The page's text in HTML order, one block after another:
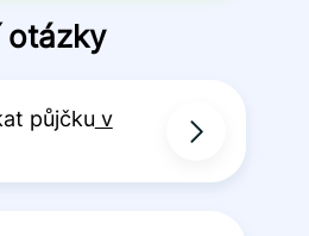
otázky
půjčku v